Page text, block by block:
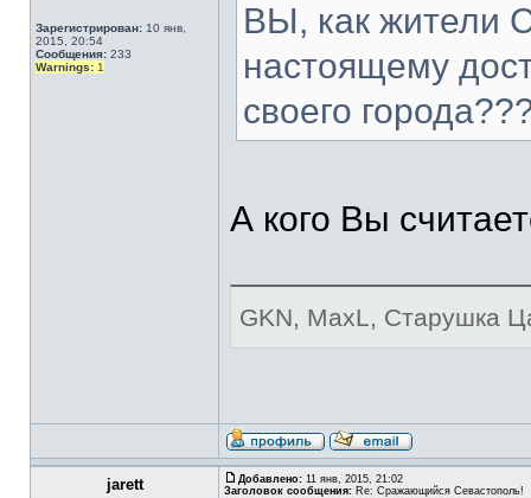
Зарегистрирован: 10 янв,
2015, 20:54
Сообщения: 233
Warnings: 1
ВЫ, как жители
настоящему
своего
А кого Вы
GKN, MaxL, Старушка
jarett Добавлено: 11 янв, 2015, 21:02
Заголовок сообщения: Re: Сражающийся Севастополь!